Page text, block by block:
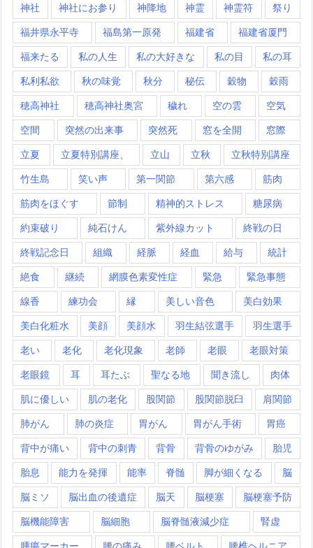
神社 神社にお参り 神降地 神霊 神霊符 祭り
福井県永平寺 福島第一原発 福建省 福建省厦門
福来たる 私の人生 私の大好きな 私の目 私の耳
私利私欲 秋の味覚 秋分 秘伝 穀物 穀雨
穂高神社 穂高神社奥宮 穢れ 空の雲 空気
空間 突然の出来事 突然死 窓を全開 窓際
立夏 立夏特別講座、 立山 立秋 立秋特別講座
竹生島 笑い声 第一関節 第六感 筋肉
筋肉をほぐす 節制 精神的ストレス 糖尿病
約束破り 純石けん 紫外線カット 終戦の日
終戦記念日 組織 経脈 経血 給与 統計
絶食 継続 網膜色素変性症 緊急 緊急事態
線香 練功会 縁 美しい音色 美白効果
美白化粧水 美顔 美顔水 羽生結弦選手 羽生選手
老い 老化 老化現象 老師 老眼 老眼対策
老眼鏡 耳 耳たぶ 聖なる地 聞き流し 肉体
肌に優しい 肌の老化 股関節 股関節脱臼 肩関節
肺がん 肺の炎症 胃がん 胃がん手術 胃癌
背中が痛い 背中の刺青 背骨 背骨のゆがみ 胎児
胎息 能力を発揮 能率 脊髄 脚が細くなる 脳
脳ミソ 脳出血の後遺症 脳天 脳梗塞 脳梗塞予防
脳機能障害 脳細胞 脳脊髄液減少症 腎虚
腫瘍マーカー 腰の痛み 腰ベルト 腰椎ヘルニア